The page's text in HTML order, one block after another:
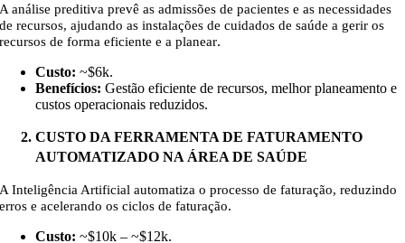
A análise preditiva prevê as admissões de pacientes e as necessidades
de recursos, ajudando as instalações de cuidados de saúde a gerir os
recursos de forma eficiente e a planear.
Custo: ~$6k.
Benefícios:Gestão eficiente de recursos, melhor planeamento e
custos operacionais reduzidos.
CUSTO DA FERRAMENTA DE FATURAMENTO
AUTOMATIZADO NA ÁREA DE SAÚDE
A Inteligência Artificial automatiza o processo de faturação, reduzindo
erros e acelerando os ciclos de faturação.
Custo: ~$10k – ~$12k.